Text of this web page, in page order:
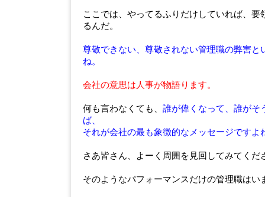
ここでは、やってるふりだけしていれば、要
るんだ。
尊敬できない、尊敬されない管理職の弊害と
ね。
会社の意思は人事が物語ります。
何も言わなくても、 誰が偉くなって、誰がそ
ば、
それが会社の最も象徴的なメッセージですよ
さあ皆さん、よーく周囲を見回してみてくだ
そのようなパフォーマンスだけの管理職はい